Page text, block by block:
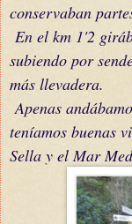
conservaban
En el km 1'2
subiendo por
más llevadera.
Apenas
teníamos buenas
Sella y el Mar